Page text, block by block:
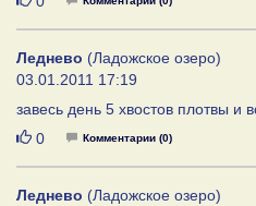
Леднево (Ладожское озеро)
03.01.2011 17:19
завесь день 5 хвостов плотвы и
Нравится
0 Комментарии (0)
Леднево (Ладожское озеро)